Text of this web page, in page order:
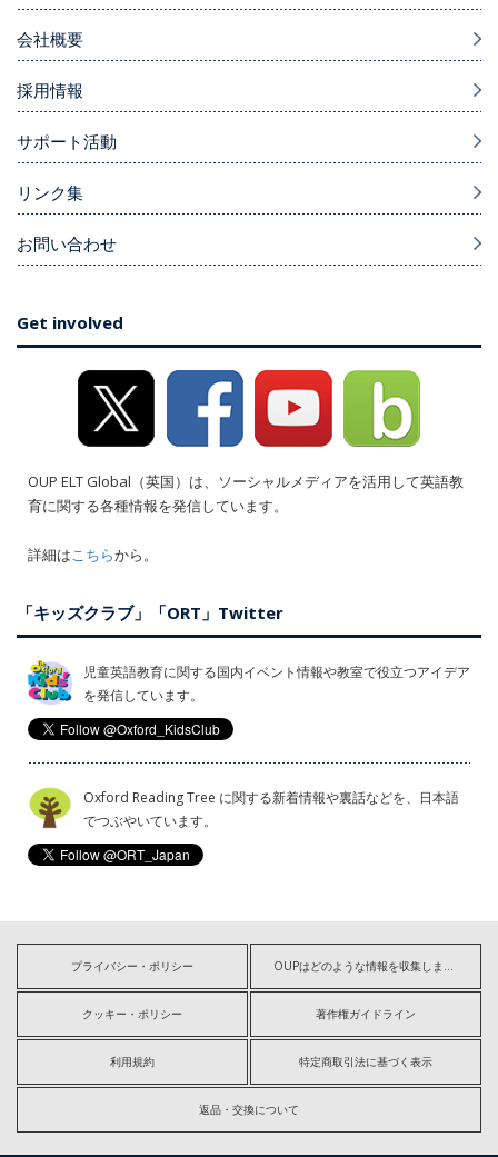
会社概要
採用情報
サポート活動
リンク集
お問い合わせ
Get involved
OUP ELT Global（英国）は、ソーシャルメディアを活用して英語教
育に関する各種情報を発信しています。
詳細はこちらから。
「キッズクラブ」「ORT」Twitter
児童英語教育に関する国内イベント情報や教室で役立つアイデア
を発信しています。
Oxford Reading Tree に関する新着情報や裏話などを、日本語
でつぶやいています。
プライバシー・ポリシー
クッキー・ポリシー 著作権ガイドライン
利用規約 特定商取引法に基づく表示
返品・交換について